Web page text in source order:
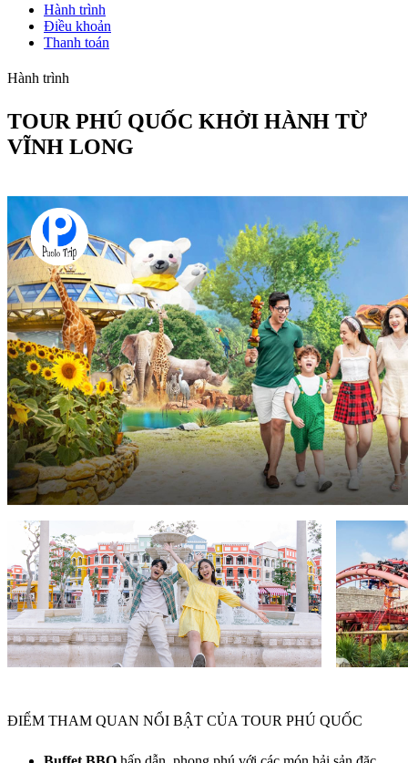
Hành trình
Điều khoản
Thanh toán
Hành trình
TOUR PHÚ QUỐC KHỞI HÀNH TỪ
VĨNH LONG
ĐIỂM THAM QUAN NỔI BẬT CỦA TOUR PHÚ QUỐC